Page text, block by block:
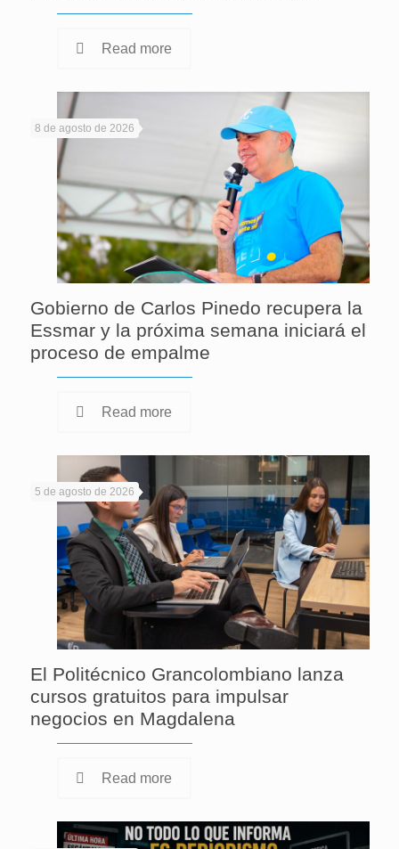
Read more
8 de agosto de 2026
Gobierno de Carlos Pinedo recupera la
Essmar y la próxima semana iniciará el
proceso de empalme
Read more
5 de agosto de 2026
El Politécnico Grancolombiano lanza
cursos gratuitos para impulsar
negocios en Magdalena
Read more